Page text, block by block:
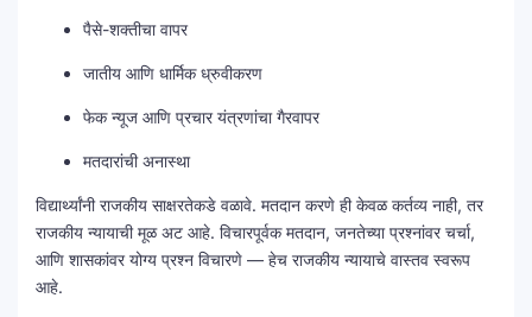
पैसे-शक्तीचा वापर
जातीय आणि धार्मिक ध्रुवीकरण
फेक न्यूज आणि प्रचार यंत्रणांचा गैरवापर
मतदारांची अनास्था
विद्यार्थ्यांनी राजकीय साक्षरतेकडे वळावे. मतदान करणे ही केवळ कर्तव्य नाही, तर
राजकीय न्यायाची मूळ अट आहे. विचारपूर्वक मतदान, जनतेच्या प्रश्नांवर चर्चा,
आणि शासकांवर योग्य प्रश्न विचारणे — हेच राजकीय न्यायाचे वास्तव स्वरूप
आहे.